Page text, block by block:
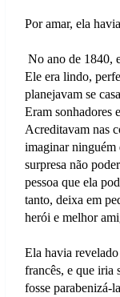
Por amar, ela
No ano de 1840,
Ele era lindo,
planejavam se
Eram sonhadores
Acreditavam nas
imaginar ninguém
surpresa não
pessoa que ela
tanto, deixa em
herói e melhor
Ela havia
francês, e que iria
fosse parabenizá-